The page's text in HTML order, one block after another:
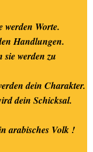
werden Worte.
Handlungen.
werden zu
dein Charakter.
dein Schicksal.
arabisches Volk !